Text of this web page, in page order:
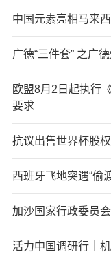
中国元素亮相马来
广德“三件套” 之广
欧盟8月2日起执行
要求
抗议出售世界杯股
西班牙飞地突遇“偷
加沙国家行政委员
活力中国调研行｜